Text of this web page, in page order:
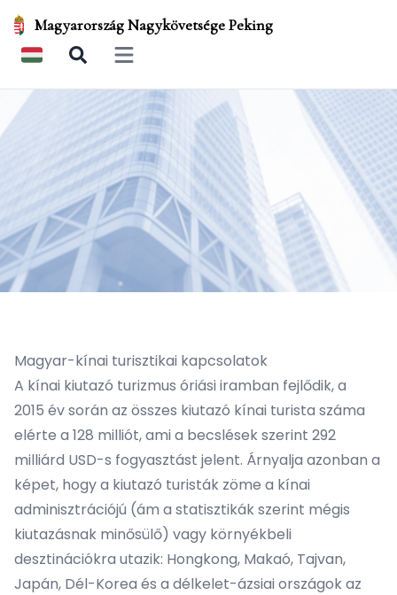
Magyarország Nagykövetsége Peking
Open main menu
Magyar-kínai turisztikai kapcsolatok
A kínai kiutazó turizmus óriási iramban fejlődik, a
2015 év során az összes kiutazó kínai turista száma
elérte a 128 milliót, ami a becslések szerint 292
milliárd USD-s fogyasztást jelent. Árnyalja azonban a
képet, hogy a kiutazó turisták zöme a kínai
adminisztrációjú (ám a statisztikák szerint mégis
kiutazásnak minősülő) vagy környékbeli
desztinációkra utazik: Hongkong, Makaó, Tajvan,
Japán, Dél-Korea és a délkelet-ázsiai országok az